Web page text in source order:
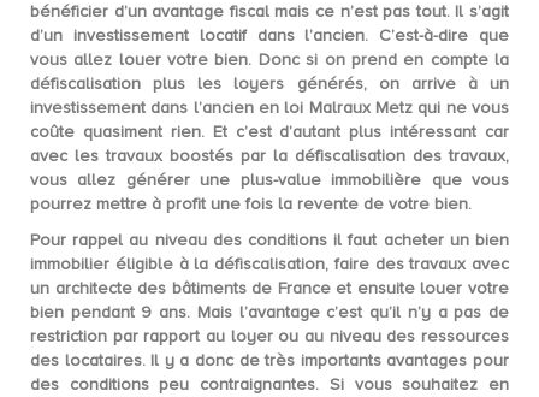
bénéficier d’un avantage fiscal mais ce n’est pas tout. Il s’agit
d’un investissement locatif dans l’ancien. C’est-à-dire que
vous allez louer votre bien. Donc si on prend en compte la
défiscalisation plus les loyers générés, on arrive à un
investissement dans l’ancien en loi Malraux Metz qui ne vous
coûte quasiment rien. Et c’est d’autant plus intéressant car
avec les travaux boostés par la défiscalisation des travaux,
vous allez générer une plus-value immobilière que vous
pourrez mettre à profit une fois la revente de votre bien.
Pour rappel au niveau des conditions il faut acheter un bien
immobilier éligible à la défiscalisation,faire des travaux avec
un architecte des bâtiments de France et ensuitelouer votre
bien pendant 9 ans. Mais l’avantage c’est qu’il n’y a pas de
restriction par rapport au loyer ou au niveau des ressources
des locataires. Il y a donc de très importants avantages pour
des conditions peu contraignantes. Si vous souhaitez en